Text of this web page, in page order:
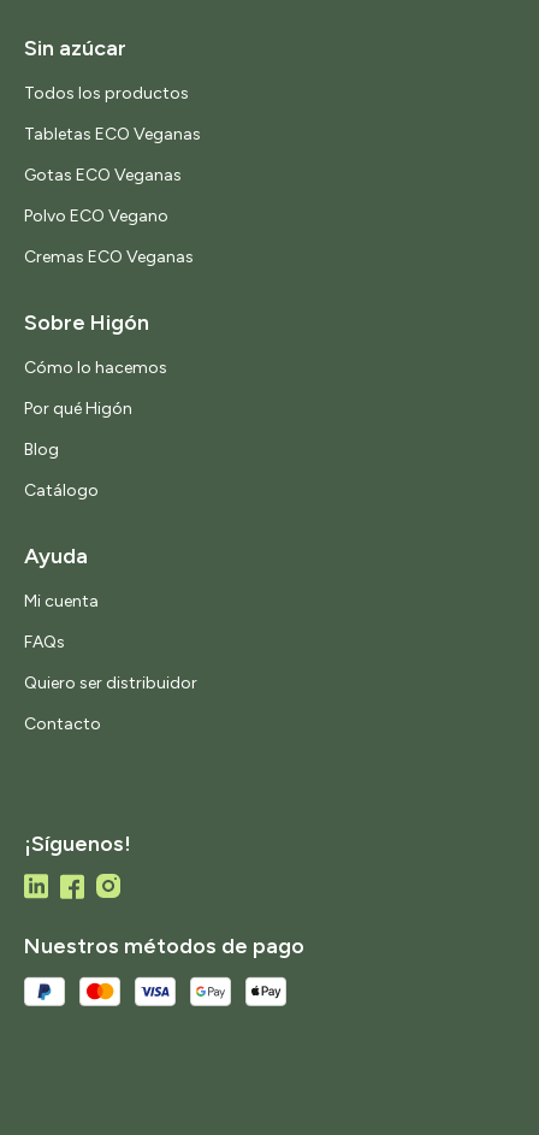
Sin azúcar
Todos los productos
Tabletas ECO Veganas
Gotas ECO Veganas
Polvo ECO Vegano
Cremas ECO Veganas
Sobre Higón
Cómo lo hacemos
Por qué Higón
Blog
Catálogo
Ayuda
Mi cuenta
FAQs
Quiero ser distribuidor
Contacto
¡Síguenos!
Nuestros métodos de pago